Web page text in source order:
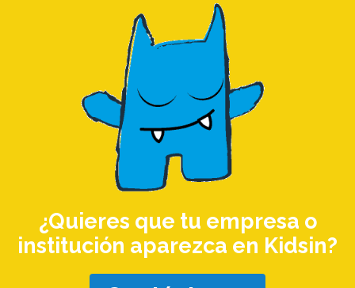
¿Quieres que tu empresa o
institución aparezca en Kidsin?